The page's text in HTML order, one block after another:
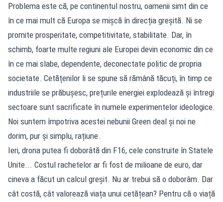
Problema este că, pe continentul nostru, oamenii simt din ce
în ce mai mult că Europa se mișcă în direcția greșită. Ni se
promite prosperitate, competitivitate, stabilitate. Dar, în
schimb, foarte multe regiuni ale Europei devin economic din ce
în ce mai slabe, dependente, deconectate politic de propria
societate. Cetățenilor li se spune să rămână tăcuți, în timp ce
industriile se prăbușesc, prețurile energiei explodează și întregi
sectoare sunt sacrificate în numele experimentelor ideologice.
Noi suntem împotriva acestei nebunii Green deal și noi ne
dorim, pur și simplu, rațiune.
Ieri, drona putea fi doborâtă din F16, cele construite în Statele
Unite... Costul rachetelor ar fi fost de milioane de euro, dar
cineva a făcut un calcul greșit. Nu ar trebui să o doborâm. Dar
cât costă, cât valorează viața unui cetățean? Pentru că o viață